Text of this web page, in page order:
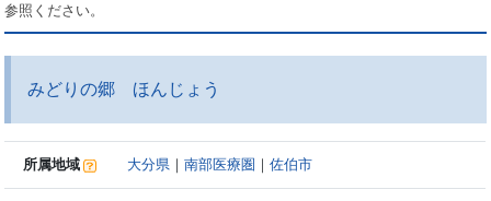
参照ください。
みどりの郷 ほんじょう
所属地域 大分県 ｜南部医療圏 ｜佐伯市